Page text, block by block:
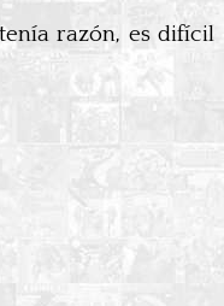
razón, es difícil